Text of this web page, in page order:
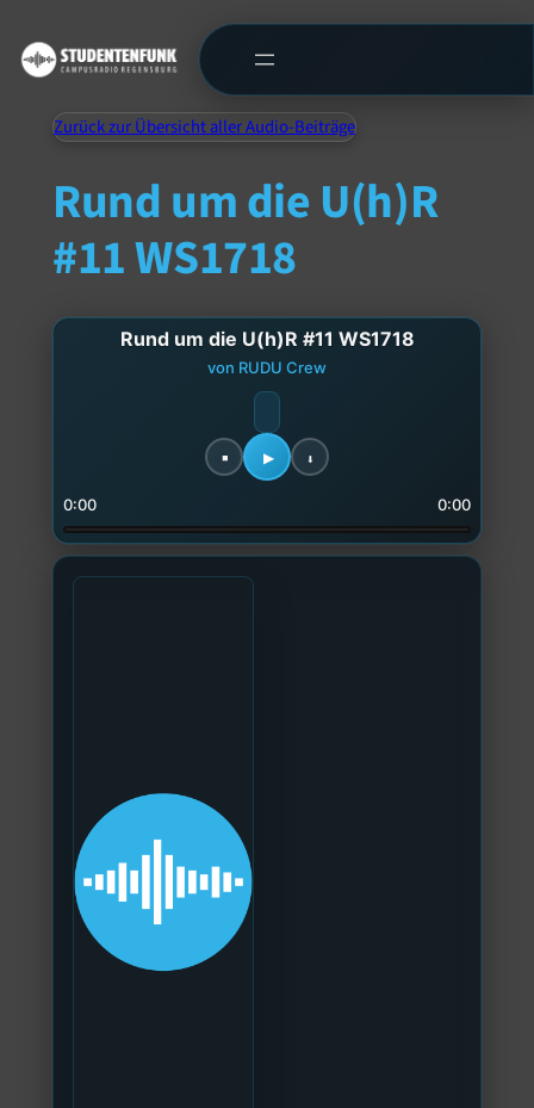
Zurück zur Übersicht aller Audio-Beiträge
Rund um die U(h)R
#11 WS1718
Rund um die U(h)R #11 WS1718
von RUDU Crew
0:00 0:00